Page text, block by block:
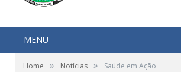
MENU
Home » Notícias » Saúde em Ação